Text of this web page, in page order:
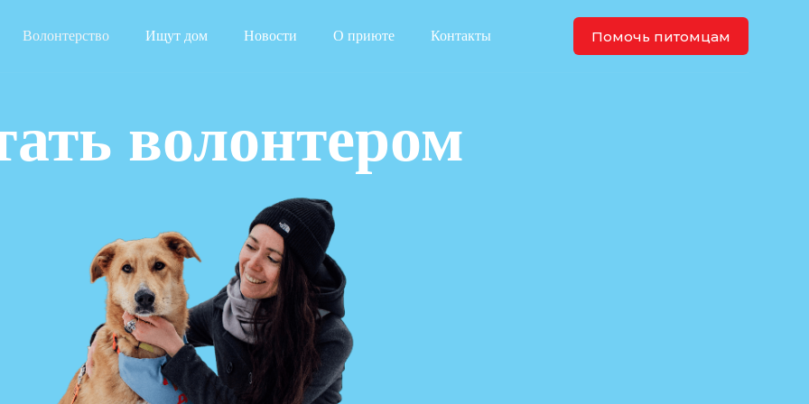
Волонтерство Ищут дом Новости О приюте Контакты Помочь питомцам
волонтером